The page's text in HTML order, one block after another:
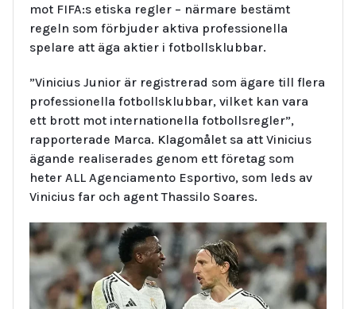
mot FIFA:s etiska regler – närmare bestämt
regeln som förbjuder aktiva professionella
spelare att äga aktier i fotbollsklubbar.
”Vinicius Junior är registrerad som ägare till flera
professionella fotbollsklubbar, vilket kan vara
ett brott mot internationella fotbollsregler”,
rapporterade Marca. Klagomålet sa att Vinicius
ägande realiserades genom ett företag som
heter ALL Agenciamento Esportivo, som leds av
Vinicius far och agent Thassilo Soares.